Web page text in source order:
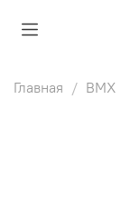
Главная BMX